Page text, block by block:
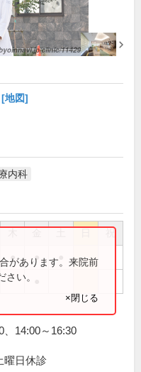
[地図]
内科
祝
● ●
があります。来院前
い。
×閉じる
、14:00～16:30
曜日休診